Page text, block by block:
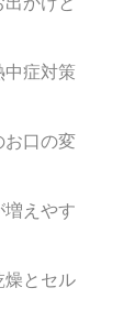
症対策
お口の変
えやす
燥とセル